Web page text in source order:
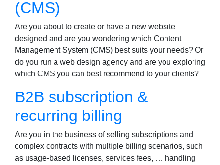
(CMS)
Are you about to create or have a new website
designed and are you wondering which Content
Management System (CMS) best suits your needs? Or
do you run a web design agency and are you exploring
which CMS you can best recommend to your clients?
B2B subscription &
recurring billing
Are you in the business of selling subscriptions and
complex contracts with multiple billing scenarios, such
as usage-based licenses, services fees, … handling